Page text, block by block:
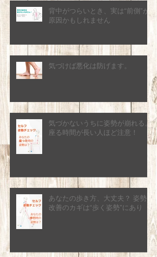
背中がつらいとき、実は“前側”が
原因かもしれません
気づけば悪化は防げます。
気づかないうちに姿勢が崩れる。
座る時間が長い人ほど注意！
あなたの歩き方、大丈夫？ 姿勢
改善のカギは“歩く姿勢”にあり